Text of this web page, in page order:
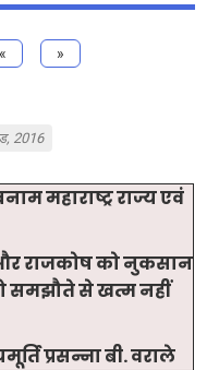
« »
2016
महाराष्ट्र राज्य एवं
और राजकोष को नुकसान
समझौते से खत्म नहीं
प्रसन्ना बी. वराले